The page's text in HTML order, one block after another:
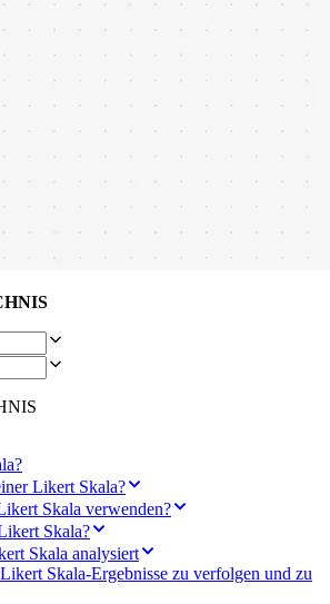
& UX
& Product Ops
Initiative
Operating System
der Arbeitsweisen
Arbeitsplatz
Experience & Service Design
& Softwaretransformation
Likert Skala?
Skala verwenden?
Skala?
Skala analysiert
Skala-Ergebnisse zu verfolgen und zu